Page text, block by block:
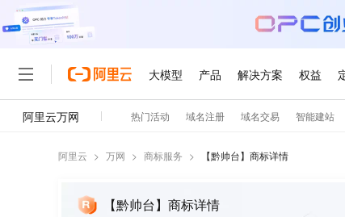
阿里云 > 万网 > 商标服务 > 【黔帅台】商标详情
【黔帅台】商标详情